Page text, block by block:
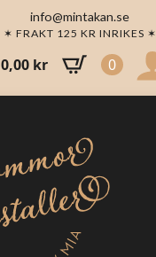
info@mintakan.se
✶ FRAKT 125 KR INRIKES ✶
0,00 kr 0